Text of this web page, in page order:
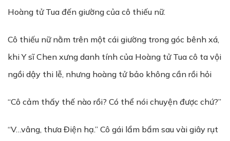
Hoàng tử Tua đến giường của cô thiếu nữ.
Cô thiếu nữ nằm trên một cái giường trong góc bênh xá,
khi Y sĩ Chen xưng danh tính của Hoàng tử Tua cô ta vội
ngồi dậy thi lễ, nhưng hoàng tử bảo không cần rồi hỏi
“Cô cảm thấy thế nào rồi? Có thể nói chuyện được chứ?”
“V…vâng, thưa Điện hạ.” Cô gái lẩm bẩm sau vài giây rụt